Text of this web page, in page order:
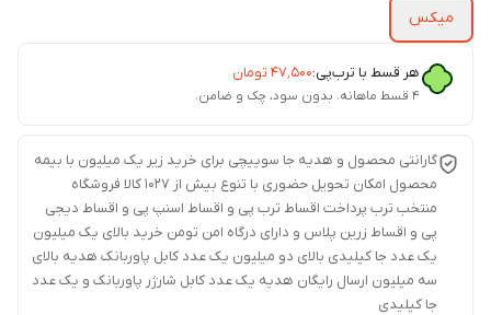
میکس
هر قسط با ترب‌پی:۴۷٬۵۰۰ تومان
۴ قسط ماهانه. بدون سود، چک و ضامن.
گارانتی محصول و هدیه جا سوییچی برای خرید زیر یک میلیون با بیمه
محصول امکان تحویل حضوری با تنوع بیش از 1027 کالا فروشگاه
منتخب ترب پرداخت اقساط ترب پی و اقساط اسنپ پی و اقساط دیجی
پی و اقساط زرین پلاس و دارای درگاه امن تومن خرید بالای یک میلیون
یک عدد جا کیلیدی بالای دو میلیون یک عدد کابل پاوربانک هدیه بالای
سه میلیون ارسال رایگان هدیه یک عدد کابل شارژر پاوربانک و یک عدد
جا کیلیدی